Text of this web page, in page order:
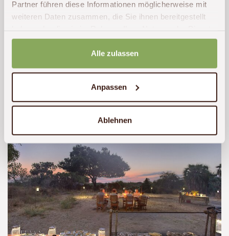
Partner führen diese Informationen möglicherweise mit
weiteren Daten zusammen, die Sie ihnen bereitgestellt
gesammelt haben.
Alle zulassen
Anpassen
Ablehnen